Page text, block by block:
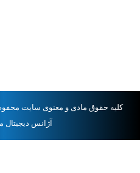
کلیه حقوق مادی و معنوی سایت
آژانس دیجیتال